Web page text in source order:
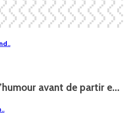
avant de partir e...